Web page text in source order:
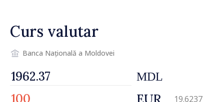
Curs valutar
Banca Națională a Moldovei
MDL
19.6237